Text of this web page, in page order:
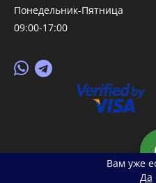
Вам уже
Да
Понедельник-Пятница
09:00-17:00
© 2026 primegoods.kz